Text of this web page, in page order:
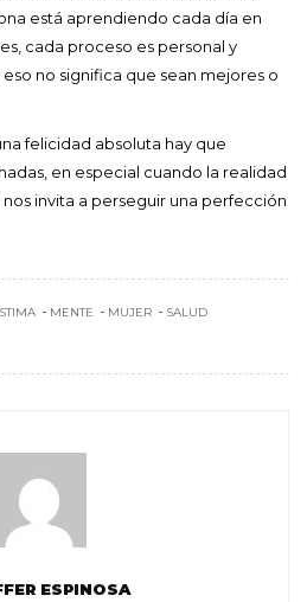
está aprendiendo cada día en
cada proceso es personal y
no significa que sean mejores o
felicidad absoluta hay que
en especial cuando la realidad
invita a perseguir una perfección
MENTE MUJER
SALUD
ESPINOSA